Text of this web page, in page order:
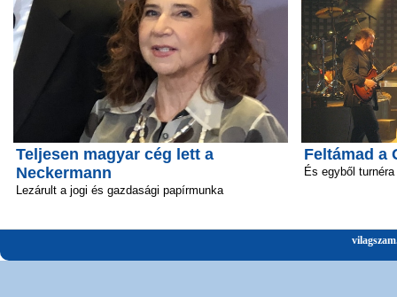
Teljesen magyar cég lett a
Neckermann
Lezárult a jogi és gazdasági papírmunka
Feltámad a
És egyből